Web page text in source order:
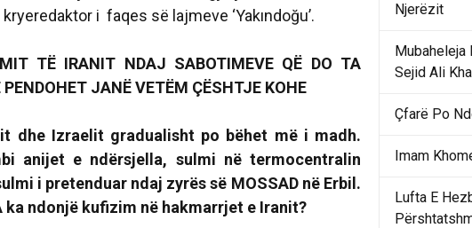
i faqes së lajmeve ‘Yakındoğu’.
TË IRANIT NDAJ SABOTIMEVE QË DO TA
JANË VETËM ÇËSHTJE KOHE
dhe Izraelit gradualisht po bëhet më i madh.
anijet e ndërsjella, sulmi në termocentralin
i pretenduar ndaj zyrës së MOSSAD në Erbil.
ka ndonjë kufizim në hakmarrjet e Iranit?
Njerëzit
Mubaheleja
Sejid Ali
Çfarë Po
Imam
Lufta E